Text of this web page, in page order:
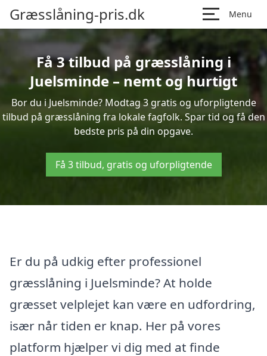
Græsslåning-pris.dk Menu
Få 3 tilbud på græsslåning i
Juelsminde – nemt og hurtigt
Bor du i Juelsminde? Modtag 3 gratis og uforpligtende
tilbud på græsslåning fra lokale fagfolk. Spar tid og få den
bedste pris på din opgave.
Få 3 tilbud, gratis og uforpligtende
Er du på udkig efter professionel
græsslåning i Juelsminde? At holde
græsset velplejet kan være en udfordring,
især når tiden er knap. Her på vores
platform hjælper vi dig med at finde